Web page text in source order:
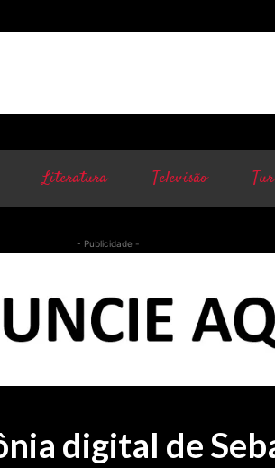
Literatura Televisão
- Publicidade -
digital de